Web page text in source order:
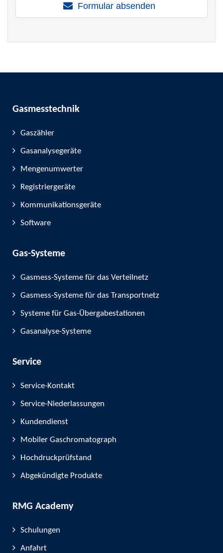
Formular absenden
Gasmesstechnik
Gaszähler
Gasanalysegeräte
Mengenumwerter
Registriergeräte
Kommunikationsgeräte
Software
Gas-Systeme
Gasmess-Systeme für das Verteilnetz
Gasmess-Systeme für das Transportnetz
Systeme für Gas-Übergabestationen
Gasanalyse-Systeme
Service
Service-Kontakt
Service-Niederlassungen
Kundendienst
Mobiler Gaschromatograph
Hochdruckprüfstand
Abgekündigte Produkte
RMG Academy
Schulungen
Anfahrt